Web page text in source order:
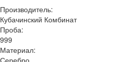
Производитель:
Кубачинский Комбинат
Проба:
999
Материал: